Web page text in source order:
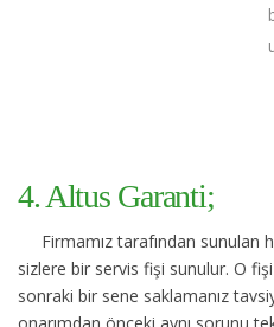
4. Altus Garanti;
Firmamız tarafından sunulan
sizlere bir servis fişi sunulur. O fişi
sonraki bir sene saklamanız
onarımdan önceki aynı sorunu